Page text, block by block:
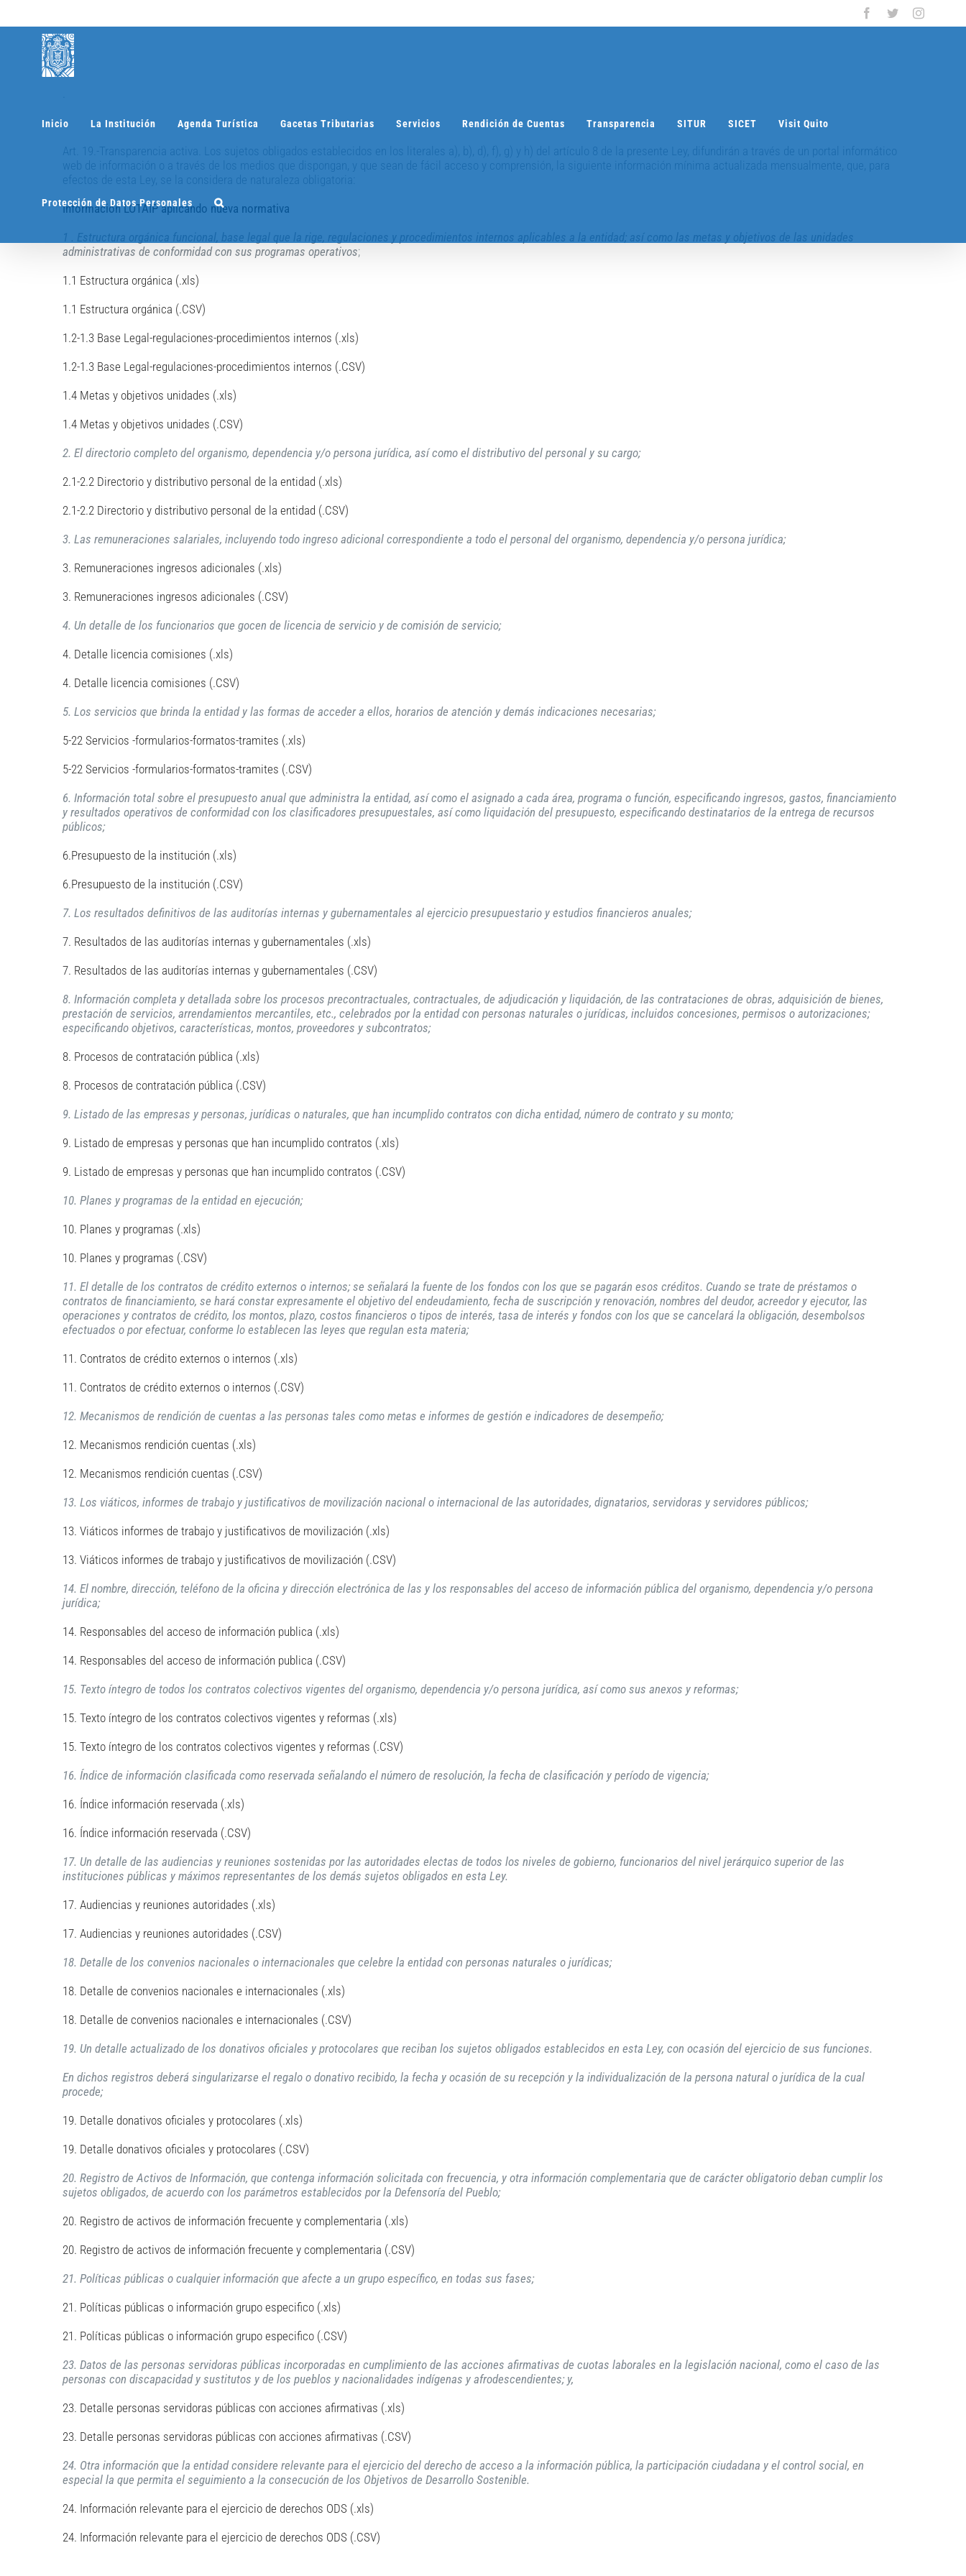
contenido
Facebook
Twitter
Inicio La Institución Agenda Turística Gacetas Tributarias Servicios Rendición de Cuentas Transparencia SITUR SICET Visit Quito
Protección de Datos Personales
.
.
Art. 19.-Transparencia activa. Los sujetos obligados establecidos en los literales a), b), d), f), g) y h) del artículo 8 de la presente Ley, difundirán a través de un portal informático
web de información o a través de los medios que dispongan, y que sean de fácil acceso y comprensión, la siguiente información mínima actualizada mensualmente, que, para
efectos de esta Ley, se la considera de naturaleza obligatoria:
Información LOTAIP aplicando nueva normativa
1 . Estructura orgánica funcional, base legal que la rige, regulaciones y procedimientos internos aplicables a la entidad; así como las metas y objetivos de las unidades
administrativas de conformidad con sus programas operativos;
1.1 Estructura orgánica (.xls)
1.1 Estructura orgánica (.CSV)
1.2-1.3 Base Legal-regulaciones-procedimientos internos (.xls)
1.2-1.3 Base Legal-regulaciones-procedimientos internos (.CSV)
1.4 Metas y objetivos unidades (.xls)
1.4 Metas y objetivos unidades (.CSV)
2. El directorio completo del organismo, dependencia y/o persona jurídica, así como el distributivo del personal y su cargo;
2.1-2.2 Directorio y distributivo personal de la entidad (.xls)
2.1-2.2 Directorio y distributivo personal de la entidad (.CSV)
3. Las remuneraciones salariales, incluyendo todo ingreso adicional correspondiente a todo el personal del organismo, dependencia y/o persona jurídica;
3. Remuneraciones ingresos adicionales (.xls)
3. Remuneraciones ingresos adicionales (.CSV)
4. Un detalle de los funcionarios que gocen de licencia de servicio y de comisión de servicio;
4. Detalle licencia comisiones (.xls)
4. Detalle licencia comisiones (.CSV)
5. Los servicios que brinda la entidad y las formas de acceder a ellos, horarios de atención y demás indicaciones necesarias;
5-22 Servicios -formularios-formatos-tramites (.xls)
5-22 Servicios -formularios-formatos-tramites (.CSV)
6. Información total sobre el presupuesto anual que administra la entidad, así como el asignado a cada área, programa o función, especificando ingresos, gastos, financiamiento
y resultados operativos de conformidad con los clasificadores presupuestales, así como liquidación del presupuesto, especificando destinatarios de la entrega de recursos
públicos;
6.Presupuesto de la institución (.xls)
6.Presupuesto de la institución (.CSV)
7. Los resultados definitivos de las auditorías internas y gubernamentales al ejercicio presupuestario y estudios financieros anuales;
7. Resultados de las auditorías internas y gubernamentales (.xls)
7. Resultados de las auditorías internas y gubernamentales (.CSV)
8. Información completa y detallada sobre los procesos precontractuales, contractuales, de adjudicación y liquidación, de las contrataciones de obras, adquisición de bienes,
prestación de servicios, arrendamientos mercantiles, etc., celebrados por la entidad con personas naturales o jurídicas, incluidos concesiones, permisos o autorizaciones;
especificando objetivos, características, montos, proveedores y subcontratos;
8. Procesos de contratación pública (.xls)
8. Procesos de contratación pública (.CSV)
9. Listado de las empresas y personas, jurídicas o naturales, que han incumplido contratos con dicha entidad, número de contrato y su monto;
9. Listado de empresas y personas que han incumplido contratos (.xls)
9. Listado de empresas y personas que han incumplido contratos (.CSV)
10. Planes y programas de la entidad en ejecución;
10. Planes y programas (.xls)
10. Planes y programas (.CSV)
11. El detalle de los contratos de crédito externos o internos; se señalará la fuente de los fondos con los que se pagarán esos créditos. Cuando se trate de préstamos o
contratos de financiamiento, se hará constar expresamente el objetivo del endeudamiento, fecha de suscripción y renovación, nombres del deudor, acreedor y ejecutor, las
operaciones y contratos de crédito, los montos, plazo, costos financieros o tipos de interés, tasa de interés y fondos con los que se cancelará la obligación, desembolsos
efectuados o por efectuar, conforme lo establecen las leyes que regulan esta materia;
11. Contratos de crédito externos o internos (.xls)
11. Contratos de crédito externos o internos (.CSV)
12. Mecanismos de rendición de cuentas a las personas tales como metas e informes de gestión e indicadores de desempeño;
12. Mecanismos rendición cuentas (.xls)
12. Mecanismos rendición cuentas (.CSV)
13. Los viáticos, informes de trabajo y justificativos de movilización nacional o internacional de las autoridades, dignatarios, servidoras y servidores públicos;
13. Viáticos informes de trabajo y justificativos de movilización (.xls)
13. Viáticos informes de trabajo y justificativos de movilización (.CSV)
14. El nombre, dirección, teléfono de la oficina y dirección electrónica de las y los responsables del acceso de información pública del organismo, dependencia y/o persona
jurídica;
14. Responsables del acceso de información publica (.xls)
14. Responsables del acceso de información publica (.CSV)
15. Texto íntegro de todos los contratos colectivos vigentes del organismo, dependencia y/o persona jurídica, así como sus anexos y reformas;
15. Texto íntegro de los contratos colectivos vigentes y reformas (.xls)
15. Texto íntegro de los contratos colectivos vigentes y reformas (.CSV)
16. Índice de información clasificada como reservada señalando el número de resolución, la fecha de clasificación y período de vigencia;
16. Índice información reservada (.xls)
16. Índice información reservada (.CSV)
17. Un detalle de las audiencias y reuniones sostenidas por las autoridades electas de todos los niveles de gobierno, funcionarios del nivel jerárquico superior de las
instituciones públicas y máximos representantes de los demás sujetos obligados en esta Ley.
17. Audiencias y reuniones autoridades (.xls)
17. Audiencias y reuniones autoridades (.CSV)
18. Detalle de los convenios nacionales o internacionales que celebre la entidad con personas naturales o jurídicas;
18. Detalle de convenios nacionales e internacionales (.xls)
18. Detalle de convenios nacionales e internacionales (.CSV)
19. Un detalle actualizado de los donativos oficiales y protocolares que reciban los sujetos obligados establecidos en esta Ley, con ocasión del ejercicio de sus funciones.
En dichos registros deberá singularizarse el regalo o donativo recibido, la fecha y ocasión de su recepción y la individualización de la persona natural o jurídica de la cual
procede;
19. Detalle donativos oficiales y protocolares (.xls)
19. Detalle donativos oficiales y protocolares (.CSV)
20. Registro de Activos de Información, que contenga información solicitada con frecuencia, y otra información complementaria que de carácter obligatorio deban cumplir los
sujetos obligados, de acuerdo con los parámetros establecidos por la Defensoría del Pueblo;
20. Registro de activos de información frecuente y complementaria (.xls)
20. Registro de activos de información frecuente y complementaria (.CSV)
21. Políticas públicas o cualquier información que afecte a un grupo específico, en todas sus fases;
21. Políticas públicas o información grupo especifico (.xls)
21. Políticas públicas o información grupo especifico (.CSV)
23. Datos de las personas servidoras públicas incorporadas en cumplimiento de las acciones afirmativas de cuotas laborales en la legislación nacional, como el caso de las
personas con discapacidad y sustitutos y de los pueblos y nacionalidades indígenas y afrodescendientes; y,
23. Detalle personas servidoras públicas con acciones afirmativas (.xls)
23. Detalle personas servidoras públicas con acciones afirmativas (.CSV)
24. Otra información que la entidad considere relevante para el ejercicio del derecho de acceso a la información pública, la participación ciudadana y el control social, en
especial la que permita el seguimiento a la consecución de los Objetivos de Desarrollo Sostenible.
24. Información relevante para el ejercicio de derechos ODS (.xls)
24. Información relevante para el ejercicio de derechos ODS (.CSV)